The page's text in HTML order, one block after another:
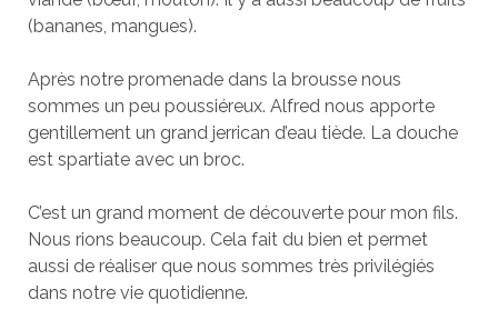
(bananes, mangues).
Après notre promenade dans la brousse nous
sommes un peu poussiéreux. Alfred nous apporte
gentillement un grand jerrican d’eau tiède. La douche
est spartiate avec un broc.
C’est un grand moment de découverte pour mon fils.
Nous rions beaucoup. Cela fait du bien et permet
aussi de réaliser que nous sommes très privilégiés
dans notre vie quotidienne.